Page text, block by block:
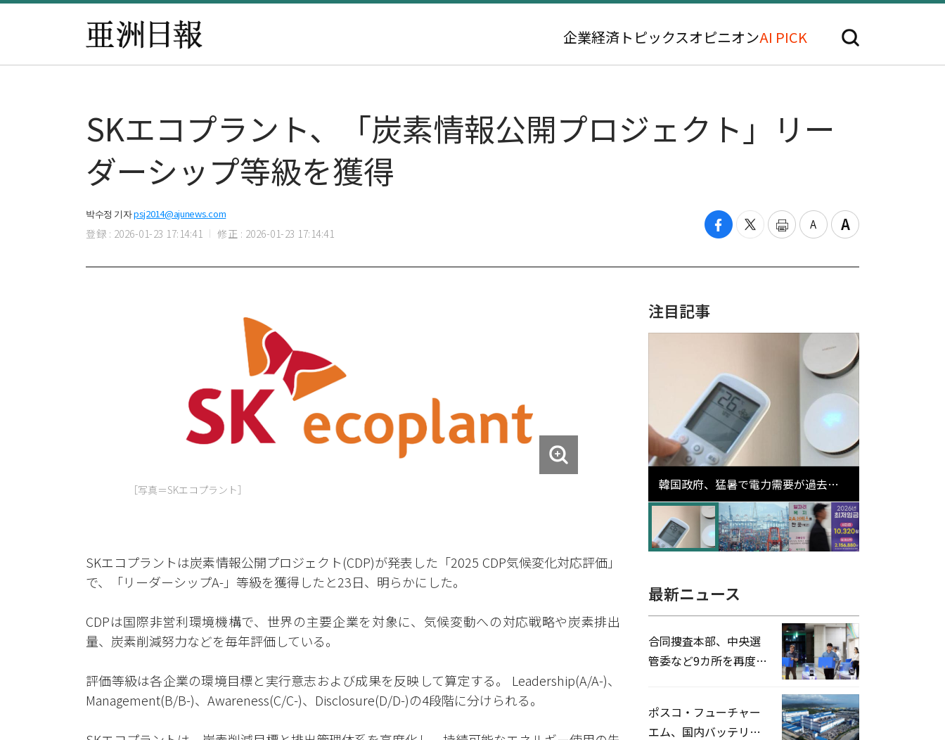
企業経済 トピックスオピニオンAI PICK
SKエコプラント、「炭素情報公開プロジェクト」リー
ダーシップ等級を獲得
박수정 기자psj2014@ajunews.com
登録 : 2026-01-23 17:14:41 修正 : 2026-01-23 17:14:41
［写真＝SKエコプラント］
SKエコプラントは炭素情報公開プロジェクト(CDP)が発表した「2025 CDP気候変化対応評価」
で、「リーダーシップA-」等級を獲得したと23日、明らかにした。
CDPは国際非営利環境機構で、世界の主要企業を対象に、気候変動への対応戦略や炭素排出
量、炭素削減努力などを毎年評価している。
評価等級は各企業の環境目標と実行意志および成果を反映して算定する。 Leadership(A/A-)、
Management(B/B-)、Awareness(C/C-)、Disclosure(D/D-)の4段階に分けられる。
注目記事
韓国政府、猛暑で電力需要が過去最
高更新の可能性に需給対応体制を点
検
最新ニュース
合同捜査本部、中央選
管委など9カ所を再度家
ポスコ・フューチャー
エム、国内バッテリー